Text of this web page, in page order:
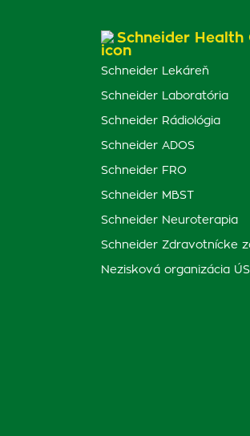
Schneider Health
Schneider Lekáreň
Schneider Laboratória
Schneider Rádiológia
Schneider ADOS
Schneider FRO
Schneider MBST
Schneider Neuroterapia
Schneider Zdravotnícke
Nezisková organizácia